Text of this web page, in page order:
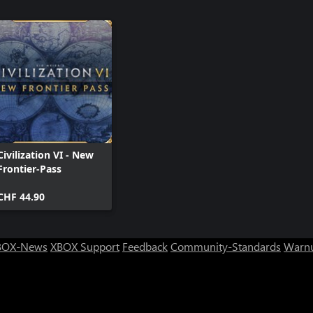
das nicht an einen
Bonus-Gold sowie
aus Städten mit
einer anderen
VI - New
Pass
44.90
News XBOX Support FeedbackCommunity-Standards